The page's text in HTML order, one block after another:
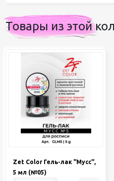
Товары из этой
Zet Color Гель-лак "Мусс",
5 мл (№05)